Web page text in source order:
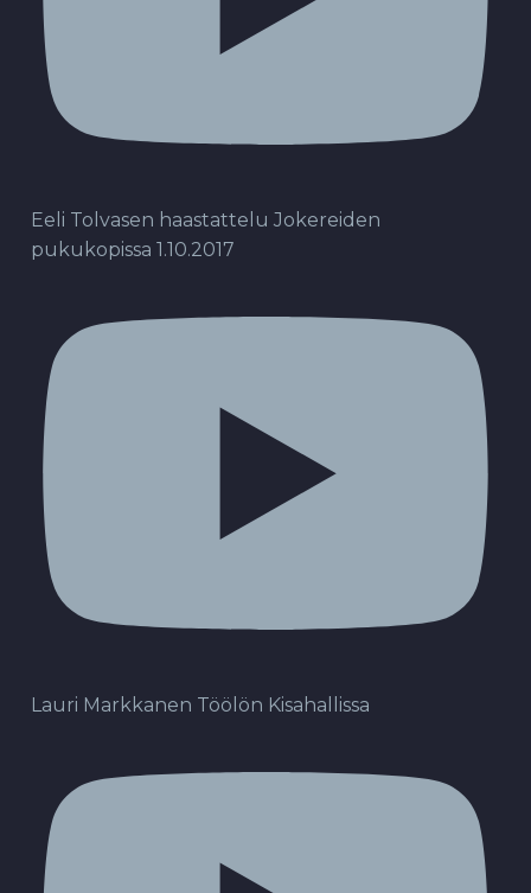
Eeli Tolvasen haastattelu Jokereiden
pukukopissa 1.10.2017
Lauri Markkanen Töölön Kisahallissa